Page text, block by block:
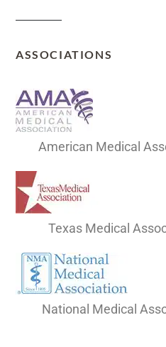
ASSOCIATIONS
American Medical
Texas Medical
National Medical